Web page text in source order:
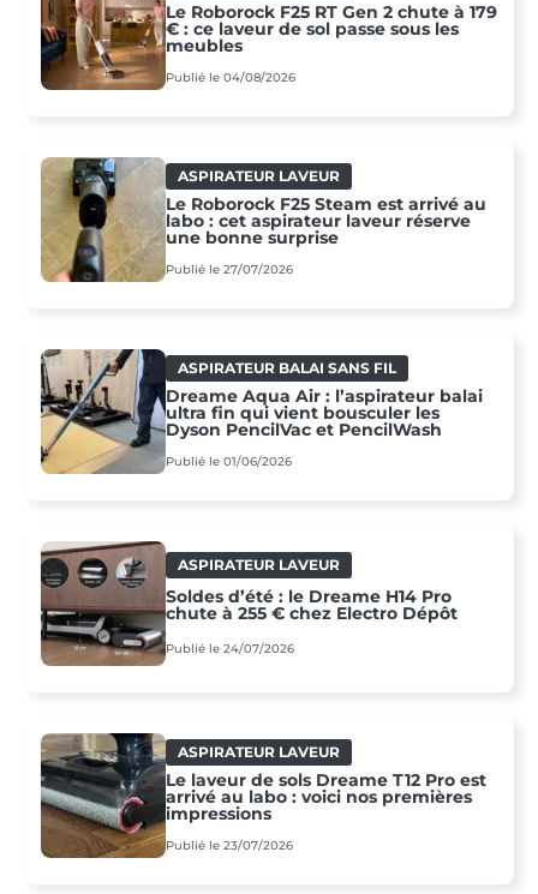
Le Roborock F25 RT Gen 2 chute à 179
€ : ce laveur de sol passe sous les
meubles
Publié le 04/08/2026
ASPIRATEUR LAVEUR
Le Roborock F25 Steam est arrivé au
labo : cet aspirateur laveur réserve
une bonne surprise
Publié le 27/07/2026
ASPIRATEUR BALAI SANS FIL
Dreame Aqua Air : l’aspirateur balai
ultra fin qui vient bousculer les
Dyson PencilVac et PencilWash
Publié le 01/06/2026
ASPIRATEUR LAVEUR
Soldes d’été : le Dreame H14 Pro
chute à 255 € chez Electro Dépôt
Publié le 24/07/2026
ASPIRATEUR LAVEUR
Le laveur de sols Dreame T12 Pro est
arrivé au labo : voici nos premières
impressions
Publié le 23/07/2026